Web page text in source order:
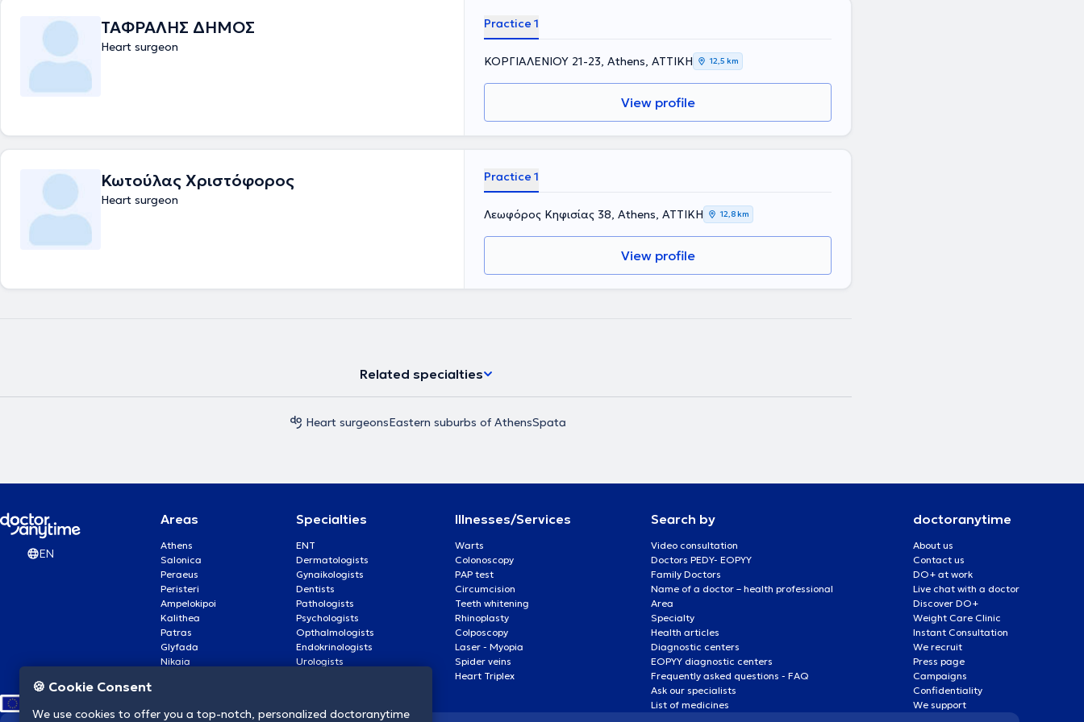
ΤΑΦΡΑΛΗΣ ΔΗΜΟΣ
Heart surgeon
Practice 1
ΚΟΡΓΙΑΛΕΝΙΟΥ 21-23, Athens, ΑΤΤΙΚΗ 12,5 km
View profile
Κωτούλας Χριστόφορος
Heart surgeon
Practice 1
Λεωφόρος Κηφισίας 38, Athens, ΑΤΤΙΚΗ 12,8 km
View profile
Related specialties
Heart surgeonsEastern suburbs of AthensSpata
EN
Areas
Athens
Salonica
Peraeus
Peristeri
Ampelokipoi
Kalithea
Patras
Glyfada
Nikaia
Specialties
ENT
Dermatologists
Gynaikologists
Dentists
Pathologists
Psychologists
Opthalmologists
Endokrinologists
Urologists
Illnesses/Services
Warts
Colonoscopy
PAP test
Circumcision
Teeth whitening
Rhinoplasty
Colposcopy
Laser - Myopia
Spider veins
Heart Triplex
Search by
Video consultation
Doctors PEDY- EOPYY
Family Doctors
Name of a doctor – health professional
Area
Specialty
Health articles
Diagnostic centers
EOPYY diagnostic centers
Frequently asked questions - FAQ
Ask our specialists
List of medicines
doctoranytime
About us
Contact us
DO+ at work
Live chat with a doctor
Discover DO+
Weight Care Clinic
Instant Consultation
We recruit
Press page
Campaigns
Confidentiality
We support
🍪 Cookie Consent
We use cookies to offer you a top-notch, personalized doctoranytime